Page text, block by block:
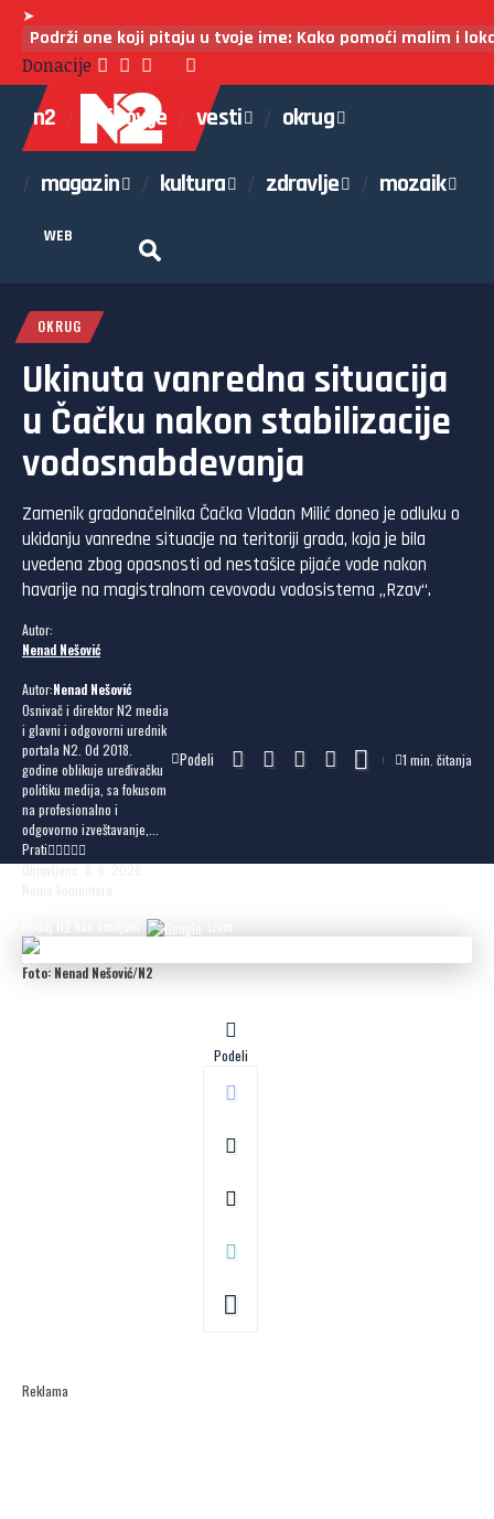
➤
Podrži one koji pitaju u tvoje ime: Kako pomoći malim i
Donacije
n2 najnovije vesti okrug
magazin kultura zdravlje mozaik
WEB
OKRUG
Ukinuta vanredna situacija
u Čačku nakon stabilizacije
vodosnabdevanja
Zamenik gradonačelnika Čačka Vladan Milić doneo je odluku o
ukidanju vanredne situacije na teritoriji grada, koja je bila
uvedena zbog opasnosti od nestašice pijaće vode nakon
havarije na magistralnom cevovodu vodosistema „Rzav“.
Autor:
Nenad Nešović
Autor:Nenad Nešović
Osnivač i direktor N2 media
i glavni i odgovorni urednik
portala N2. Od 2018.
godine oblikuje uređivačku
politiku medija, sa fokusom
na profesionalno i
odgovorno izveštavanje,...
Prati
Objavljeno: 8. 6. 2026.
Podeli 1 min. čitanja
Foto: Nenad Nešović/N2
Podeli
Reklama